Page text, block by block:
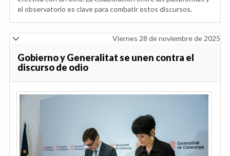
el observatorio es clave para combatir estos discursos.
Viernes 28 de noviembre de 2025
Gobierno y Generalitat se unen contra el
discurso de odio